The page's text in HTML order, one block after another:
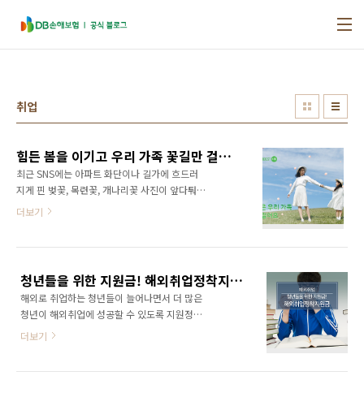
취업
힘든 봄을 이기고 우리 가족 꽃길만 걸어요 [가족사랑우체통 BEST 사연, 4월]
최근 SNS에는 아파트 화단이나 길가에 흐드러
지게 핀 벚꽃, 목련꽃, 개나리꽃 사진이 앞다퉈
올라오고 있습니다. 매년 피는 꽃인데도 올해는
럼 어려운 시기에 나와 가장 가까운 곳에서 지친
마음을 위로하고 희망을 주는 존재는 바로 ‘가
족’이죠. 봄의 따뜻함과 희망을 닮은 가족의 사
랑. 가족사랑우체통 4월 베스트 사연 함께 읽어
부모님이 주신 사랑은 가슴 한 곳에 자리 잡아 오
더보기
청년들을 위한 지원금! 해외취업정착지원금
해외로 취업하는 청년들이 늘어나면서 더 많은
청년이 해외취업에 성공할 수 있도록 지원정책
의 혜택도 커졌는데요. 오늘은 해외취업을 지원
더보기